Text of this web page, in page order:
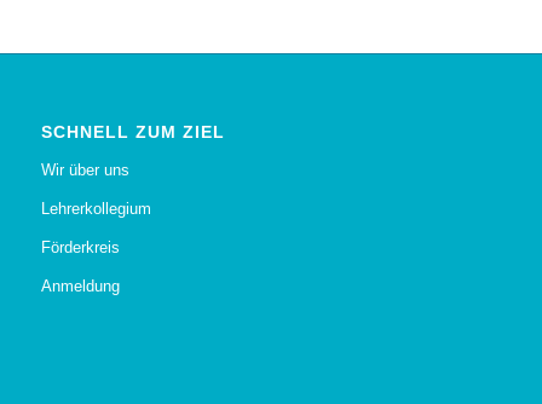
SCHNELL ZUM ZIEL
Wir über uns
Lehrerkollegium
Förderkreis
Anmeldung